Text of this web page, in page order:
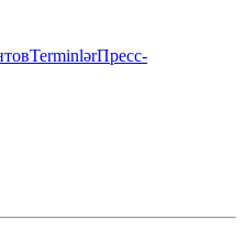
TerminlərПресс-